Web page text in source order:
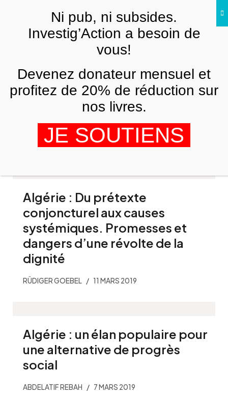
Abdelaziz Bouteflika
Sur les racines de la crise
politique en Algérie
GHEZAILI TAHAR 2 MAI 2019
Algérie : Du prétexte
conjoncturel aux causes
systémiques. Promesses et
dangers d’une révolte de la
dignité
RÜDIGER GOEBEL 11 MARS 2019
Algérie : un élan populaire pour
une alternative de progrès
social
ABDELATIF REBAH 7 MARS 2019
Ni pub, ni subsides.
Investig’Action a besoin de
vous!
Devenez donateur mensuel et
profitez de 20% de réduction sur
nos livres.
JE SOUTIENS